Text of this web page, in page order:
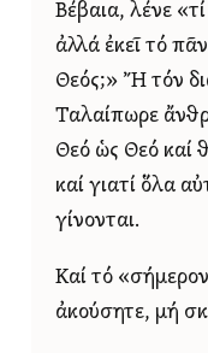
Βέβαια, λένε
ἀλλά ἐκεῖ τό
Θεός;» Ἤ τόν
Ταλαίπωρε
Θεό ὡς Θεό καί
καί γιατί ὅλα
γίνονται.
Καί τό
ἀκούσητε, μή